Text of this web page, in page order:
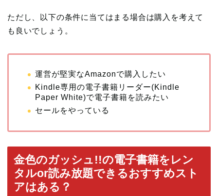
ただし、以下の条件に当てはまる場合は購入を考えて
も良いでしょう。
運営が堅実なAmazonで購入したい
Kindle専用の電子書籍リーダー(Kindle
Paper White)で電子書籍を読みたい
セールをやっている
金色のガッシュ!!の電子書籍をレン
タルor読み放題できるおすすめスト
アはある？